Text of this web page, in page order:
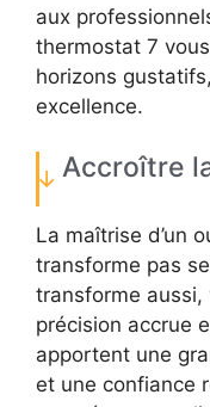
aux
thermostat 7
horizons
excellence.
Accroître
La maîtrise d’un
transforme pas
transforme aussi,
précision accrue
apportent une
et une confiance